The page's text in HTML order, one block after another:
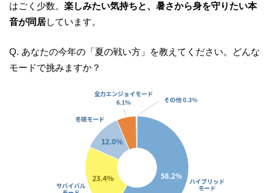
はごく少数。 楽しみたい気持ちと、暑さから身を守りたい本
音が同居しています。
Q. あなたの今年の「夏の戦い方」を教えてください。どんな
モードで挑みますか？